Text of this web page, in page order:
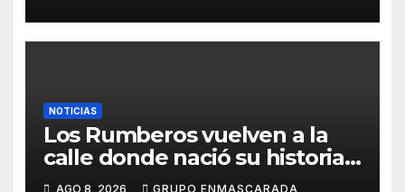
NOTICIAS
Los Rumberos vuelven a la
calle donde nació su historia:
51 años después, el mismo
AGO 8, 2026 GRUPO ENMASCARADA